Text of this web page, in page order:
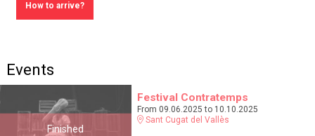
How to arrive?
Events
Finished
Festival Contratemps
From 09.06.2025 to 10.10.2025
Sant Cugat del Vallès